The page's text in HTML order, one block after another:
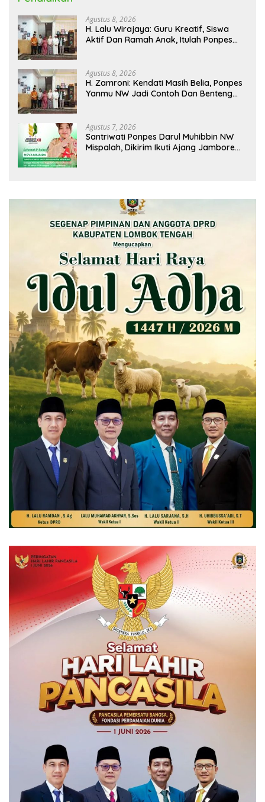
Agustus 8, 2026
H. Lalu Wirajaya: Guru Kreatif, Siswa
Aktif Dan Ramah Anak, Itulah Ponpes
Agustus 8, 2026
H. Zamroni: Kendati Masih Belia, Ponpes
Yanmu NW Jadi Contoh Dan Benteng
Agustus 7, 2026
Santriwati Ponpes Darul Muhibbin NW
Mispalah, Dikirim Ikuti Ajang Jambore